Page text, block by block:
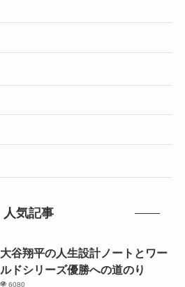
人気記事
大谷翔平の人生設計ノートとワー
ルドシリーズ優勝への道のり
6080